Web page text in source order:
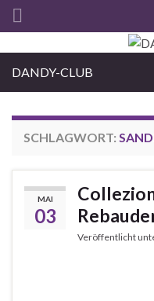
Search for:
DANDY-CLUB
SCHLAGWORT:
MAI
03
Veröffentlicht